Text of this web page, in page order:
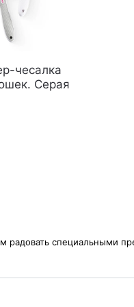
чесалка
Серая
радовать специальными